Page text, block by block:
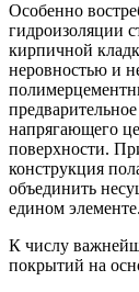
Особенно
гидроизоляции
кирпичной
неровностью и
напрягающего
поверхности.
конструкция
объединить
едином элементе.
К числу
покрытий на